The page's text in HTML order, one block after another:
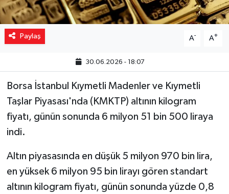
Paylaş A- A+
30.06.2026 - 18:07
Borsa İstanbul Kıymetli Madenler ve Kıymetli
Taşlar Piyasası'nda (KMKTP) altının kilogram
fiyatı, günün sonunda 6 milyon 51 bin 500 liraya
indi.
Altın piyasasında en düşük 5 milyon 970 bin lira,
en yüksek 6 milyon 95 bin lirayı gören standart
altının kilogram fiyatı, günün sonunda yüzde 0,8